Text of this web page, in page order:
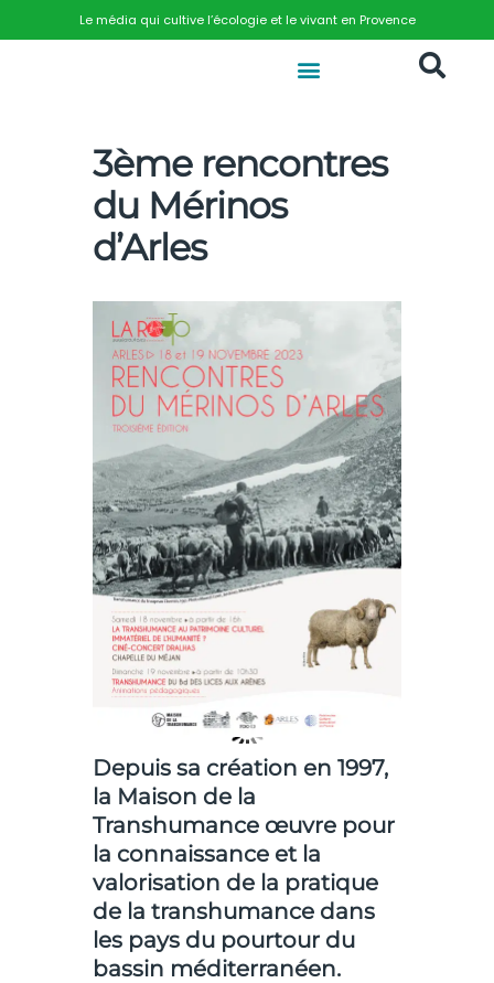
Le média qui cultive l’écologie et le vivant en Provence
3ème rencontres
du Mérinos
d’Arles
Depuis sa création en 1997,
la Maison de la
Transhumance œuvre pour
la connaissance et la
valorisation de la pratique
de la transhumance dans
les pays du pourtour du
bassin méditerranéen.